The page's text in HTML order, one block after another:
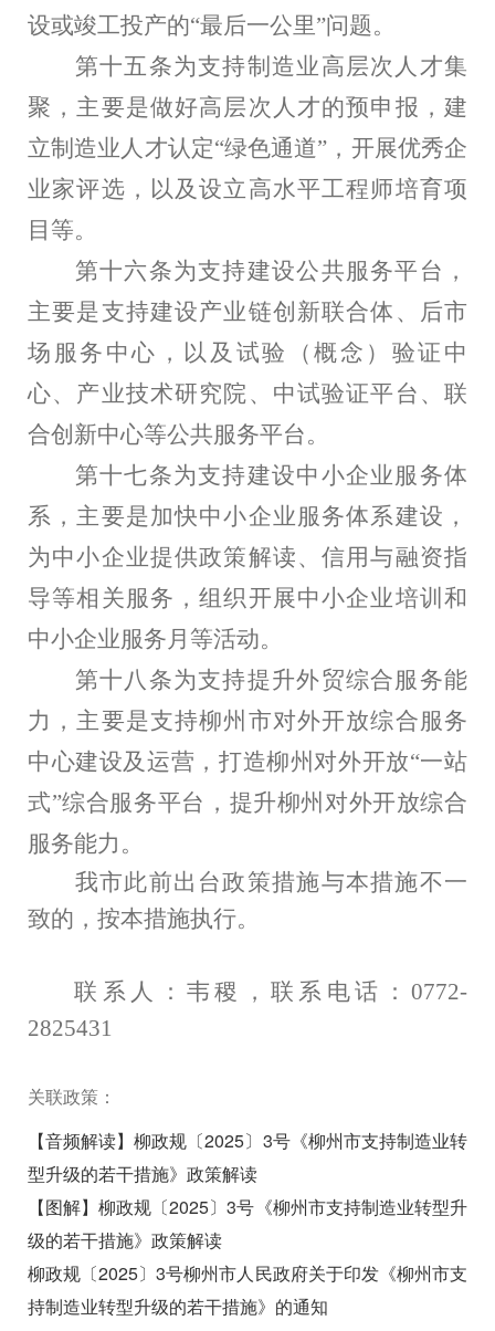
设或竣工投产的“最后一公里”问题。
第十五条为支持制造业高层次人才集
聚，主要是做好高层次人才的预申报，建
立制造业人才认定“绿色通道”，开展优秀企
业家评选，以及设立高水平工程师培育项
目等。
第十六条为支持建设公共服务平台，
主要是支持建设产业链创新联合体、后市
场服务中心，以及试验（概念）验证中
心、产业技术研究院、中试验证平台、联
合创新中心等公共服务平台。
第十七条为支持建设中小企业服务体
系，主要是加快中小企业服务体系建设，
为中小企业提供政策解读、信用与融资指
导等相关服务，组织开展中小企业培训和
中小企业服务月等活动。
第十八条为支持提升外贸综合服务能
力，主要是支持柳州市对外开放综合服务
中心建设及运营，打造柳州对外开放“一站
式”综合服务平台，提升柳州对外开放综合
服务能力。
我市此前出台政策措施与本措施不一
致的，按本措施执行。
联系人：韦稷，联系电话：0772-
2825431
关联政策：
【音频解读】柳政规〔2025〕3号《柳州市支持制造业转
型升级的若干措施》政策解读
【图解】柳政规〔2025〕3号《柳州市支持制造业转型升
级的若干措施》政策解读
柳政规〔2025〕3号柳州市人民政府关于印发《柳州市支
持制造业转型升级的若干措施》的通知